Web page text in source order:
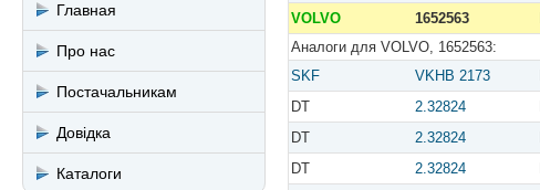
Главная
Про нас
Постачальникам
Довідка
Каталоги
VOLVO
1652563
Аналоги для VOLVO, 1652563:
SKF
VKHB 2173
DT
2.32824
DT
2.32824
DT
2.32824